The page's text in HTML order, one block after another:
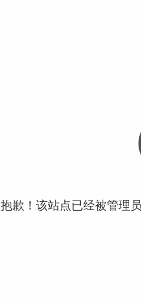
抱歉！该站点已经被管理